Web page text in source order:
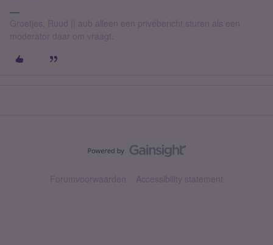
Groetjes, Ruud || aub alleen een privébericht sturen als een
moderator daar om vraagt.
Forumvoorwaarden Accessibility statement